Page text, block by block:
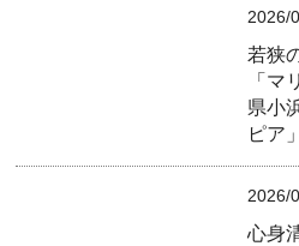
2026/
若狭
「マ
県小
ピア
2026/
心身